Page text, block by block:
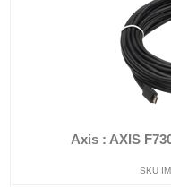
Axis : AXIS
SKU